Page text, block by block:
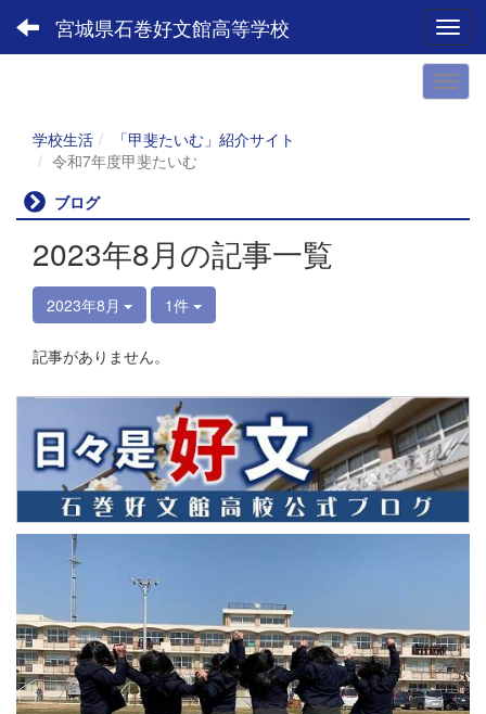
宮城県石巻好文館高等学校
学校生活
「甲斐たいむ」紹介サイト
令和7年度甲斐たいむ
ブログ
2023年8月の記事一覧
2023年8月 1件
記事がありません。